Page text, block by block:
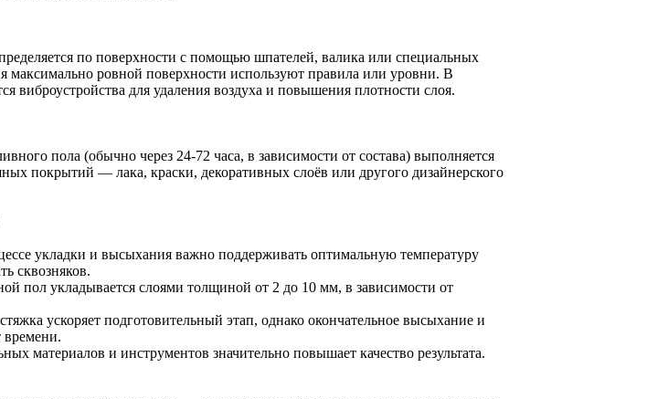
по поверхности с помощью шпателей, валика или специальных
максимально ровной поверхности используют правила или уровни. В
виброустройства для удаления воздуха и повышения плотности слоя.
пола (обычно через 24-72 часа, в зависимости от состава) выполняется
покрытий — лака, краски, декоративных слоёв или другого дизайнерского
укладки и высыхания важно поддерживать оптимальную температуру
сквозняков.
пол укладывается слоями толщиной от 2 до 10 мм, в зависимости от
ускоряет подготовительный этап, однако окончательное высыхание и
времени.
материалов и инструментов значительно повышает качество результата.